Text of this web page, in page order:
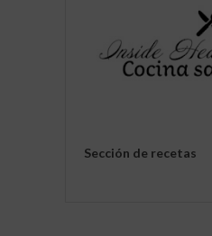
Sección de recetas